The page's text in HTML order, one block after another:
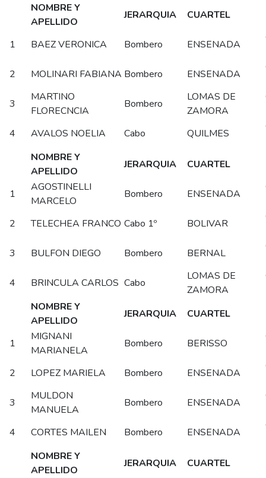
NOMBRE Y
APELLIDO
JERARQUIA CUARTEL
1 BAEZ VERONICA Bombero ENSENADA
2
MOLINARI FABIANA Bombero ENSENADA
3
MARTINO
FLORECNCIA
Bombero
LOMAS DE
ZAMORA
4
AVALOS NOELIA Cabo QUILMES
NOMBRE Y
APELLIDO
JERARQUIA CUARTEL
1
AGOSTINELLI
MARCELO
Bombero ENSENADA
2
TELECHEA FRANCO Cabo 1º BOLIVAR
3
BULFON DIEGO Bombero BERNAL
4
BRINCULA CARLOS Cabo
LOMAS DE
ZAMORA
NOMBRE Y
APELLIDO
JERARQUIA CUARTEL
1
MIGNANI
MARIANELA
Bombero BERISSO
2
LOPEZ MARIELA Bombero ENSENADA
3
MULDON
MANUELA
Bombero ENSENADA
4
CORTES MAILEN Bombero ENSENADA
NOMBRE Y
APELLIDO
JERARQUIA CUARTEL